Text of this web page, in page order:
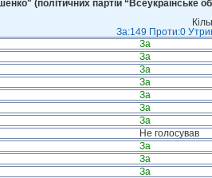
(політичних партій “Всеукраїнське
За:149 Проти:0
За
За
За
За
За
За
За
Не голосував
За
За
За